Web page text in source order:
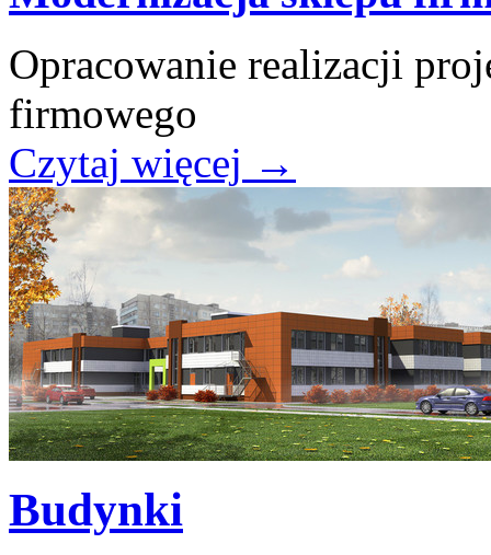
Opracowanie realizacji
firmowego
Czytaj więcej →
Budynki